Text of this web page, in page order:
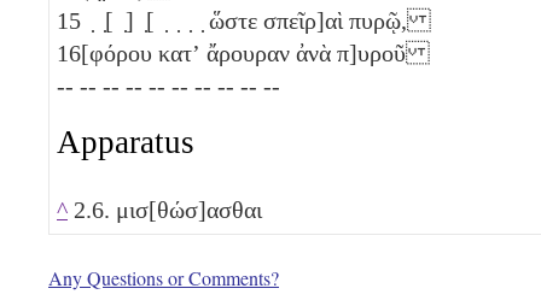
15 ̣ ̣[ ̣] ̣[ ̣ ̣ ̣ ̣ ὥστε σπεῖρ]αὶ πυρῷ,
16[φόρου κατʼ ἄρουραν ἀνὰ π]υροῦ
-- -- -- -- -- -- -- -- -- --
Apparatus
^ 2.6. μισ[θώσ]ασθαι
Any Questions or Comments?